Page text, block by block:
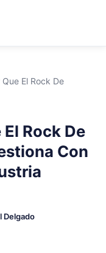
El Rock De
El Rock De
Con
Delgado